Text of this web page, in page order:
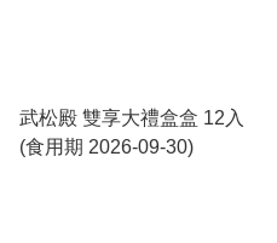
武松殿 雙享大禮盒盒 12入
(食用期 2026-09-30)